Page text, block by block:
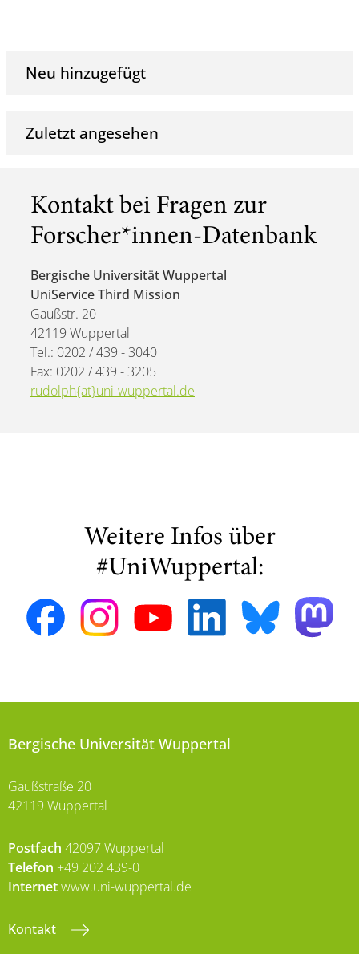
Neu hinzugefügt
Zuletzt angesehen
Kontakt bei Fragen zur
Forscher*innen-Datenbank
Bergische Universität Wuppertal
UniService Third Mission
Gaußstr. 20
42119 Wuppertal
Tel.: 0202 / 439 - 3040
Fax: 0202 / 439 - 3205
rudolph{at}uni-wuppertal.de
Weitere Infos über
#UniWuppertal:
Bergische Universität Wuppertal
Gaußstraße 20
42119 Wuppertal
Postfach 42097 Wuppertal
Telefon +49 202 439-0
Internetwww.uni-wuppertal.de
Kontakt